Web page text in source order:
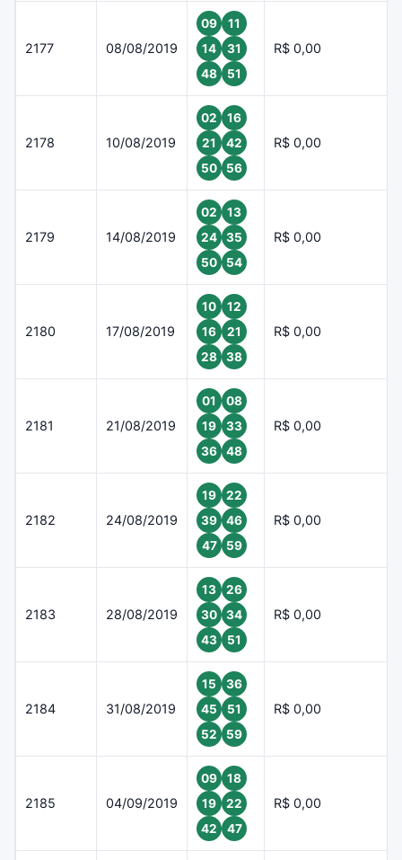
2177 08/08/2019
09
11
14
31
48
51
R$ 0,00
2178 10/08/2019
02
16
21
42
50
56
R$ 0,00
2179 14/08/2019
02
13
24
35
50
54
R$ 0,00
2180 17/08/2019
10
12
16
21
28
38
R$ 0,00
2181 21/08/2019
01
08
19
33
36
48
R$ 0,00
2182 24/08/2019
19
22
39
46
47
59
R$ 0,00
2183 28/08/2019
13
26
30
34
43
51
R$ 0,00
2184 31/08/2019
15
36
45
51
52
59
R$ 0,00
2185 04/09/2019
09
18
19
22
42
47
R$ 0,00